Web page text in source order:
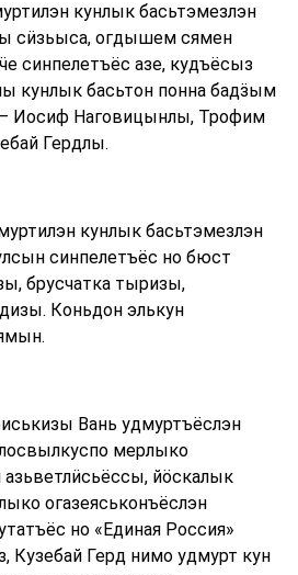
кунлык басьтэмезлэн
сӥзьыса, огдышем сямен
синпелетъёс азе, кудъёсыз
кунлык басьтон понна бадӟым
Иосиф Наговицынлы, Трофим
Гердлы.
кунлык басьтэмезлэн
синпелетъёс но бюст
брусчатка тыризы,
Коньдон элькун
Вань удмуртъёслэн
мерлыко
азьветлӥсьёссы, йӧскалык
огазеяськонъёслэн
но «Единая Россия»
Кузебай Герд нимо удмурт кун